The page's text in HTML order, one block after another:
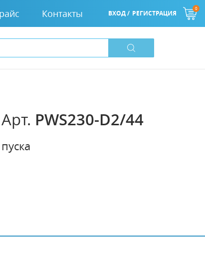
Контакты ВХОД / РЕГИСТРАЦИЯ
0
Арт. PWS230-D2/44